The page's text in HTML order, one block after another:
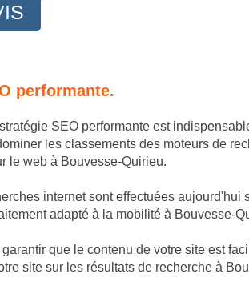
performante.
SEO performante est
les classements des moteurs de
le web à Bouvesse-Quirieu.
internet sont effectuées aujourd'hui
adapté à la mobilité à Bouvesse-
que le contenu de votre site est
site sur les résultats de recherche à